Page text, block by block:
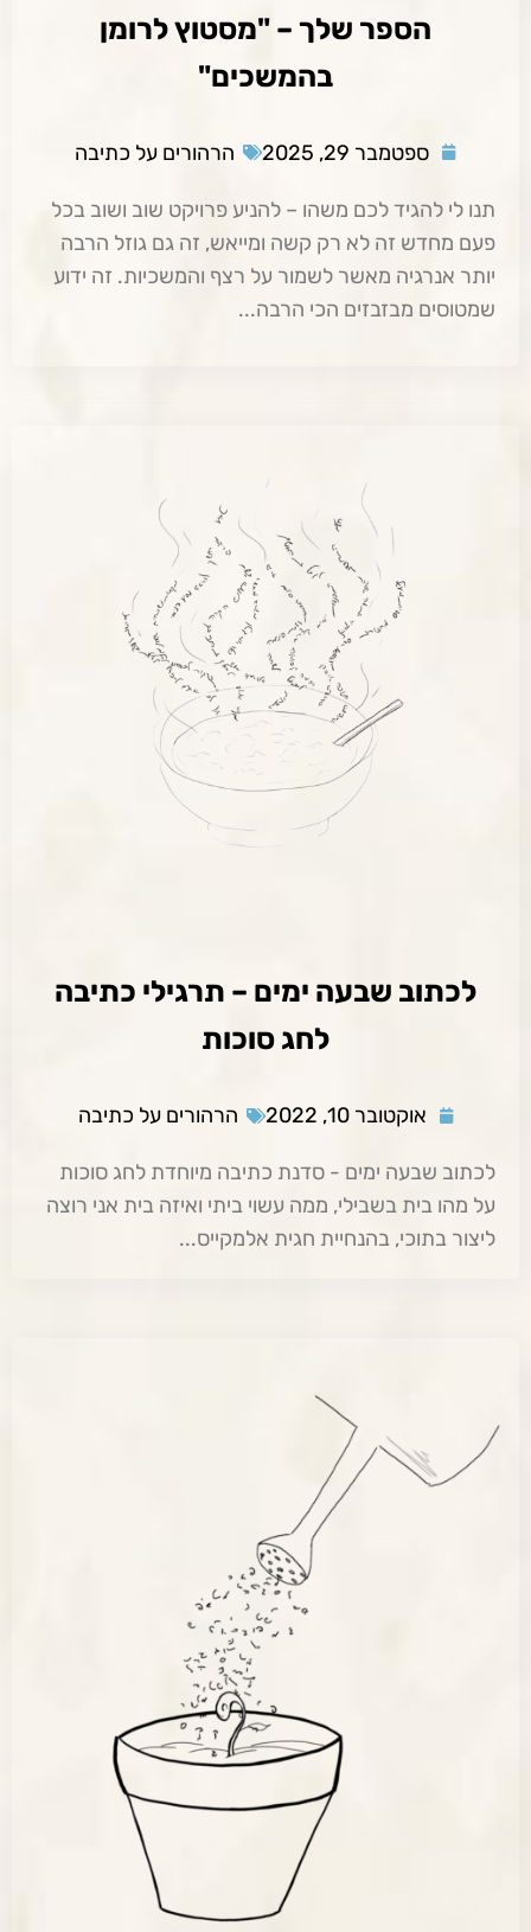
הספר שלך – "מסטוץ לרומן
בהמשכים"
ספטמבר 29, 2025 הרהורים על כתיבה
תנו לי להגיד לכם משהו – להניע פרויקט שוב ושוב בכל
פעם מחדש זה לא רק קשה ומייאש, זה גם גוזל הרבה
יותר אנרגיה מאשר לשמור על רצף והמשכיות. זה ידוע
שמטוסים מבזבזים הכי הרבה...
לכתוב שבעה ימים – תרגילי כתיבה
לחג סוכות
אוקטובר 10, 2022 הרהורים על כתיבה
לכתוב שבעה ימים - סדנת כתיבה מיוחדת לחג סוכות
על מהו בית בשבילי, ממה עשוי ביתי ואיזה בית אני רוצה
ליצור בתוכי, בהנחיית חגית אלמקייס...